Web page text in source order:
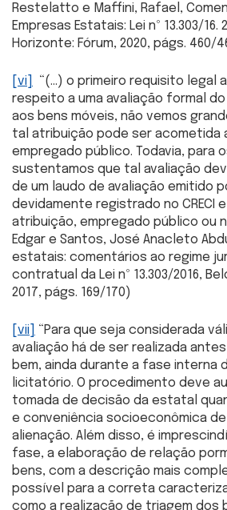
Restelatto e Maffini, Rafael,
Empresas Estatais: Lei nº 13.303/16.
Horizonte: Fórum, 2020, págs. 460/
[vi]
“(…) o primeiro requisito legal
respeito a uma avaliação formal
aos bens móveis, não vemos
tal atribuição pode ser acometida
empregado público. Todavia, para
sustentamos que tal avaliação
de um laudo de avaliação emitido
devidamente registrado no CRECI
atribuição, empregado público ou
Edgar e Santos, José Anacleto
estatais: comentários ao regime
contratual da Lei nº 13.303/2016,
2017, págs. 169/170)
[vii]
“Para que seja considerada
avaliação há de ser realizada
bem, ainda durante a fase interna
licitatório. O procedimento deve
tomada de decisão da estatal
e conveniência socioeconômica
alienação. Além disso, é
fase, a elaboração de relação
bens, com a descrição mais
possível para a correta
como a realização de triagem dos